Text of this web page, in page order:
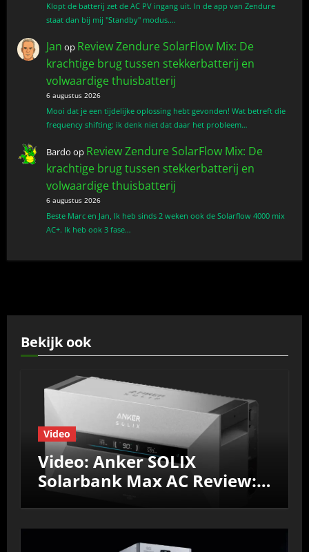
Klopt de batterij zet de AC PV ingang uit. In de app van Zendure
staat dan bij mij "Standby" modus.…
Jan op Review Zendure SolarFlow Mix: De
krachtige brug tussen stekkerbatterij en
volwaardige thuisbatterij
6 augustus 2026
Mooi dat je een tijdelijke oplossing hebt gevonden! Wat betreft die
frequency shifting: ik denk niet dat daar het probleem…
Bardo op Review Zendure SolarFlow Mix: De
krachtige brug tussen stekkerbatterij en
volwaardige thuisbatterij
6 augustus 2026
Beste Marc en Jan, Ik heb sinds 2 weken ook de Solarflow 4000 mix
AC+. Ik heb ook 3 fase…
Bekijk ook
Video
Video: Anker SOLIX
Solarbank Max AC Review:
Efficiëntie, prestaties &